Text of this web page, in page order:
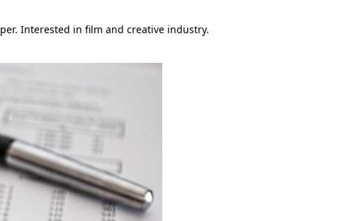
Interested in film and creative industry.